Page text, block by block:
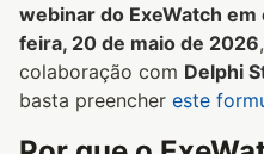
webinar do ExeWatch em
feira, 20 de maio de 2026
colaboração com Delphi
basta preencher este